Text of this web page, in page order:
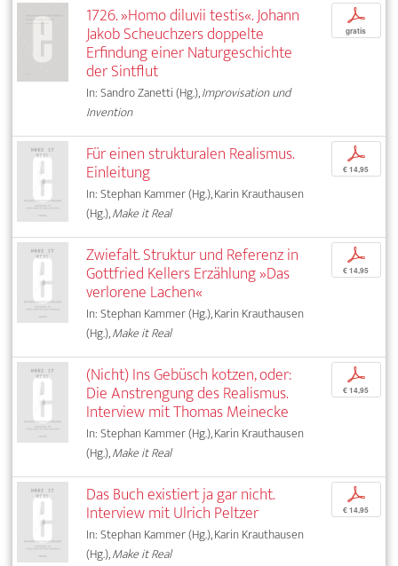
1726. »Homo diluvii testis«. Johann
Jakob Scheuchzers doppelte
Erfindung einer Naturgeschichte
der Sintflut
In: Sandro Zanetti (Hg.),Improvisation und
Invention
p
gratis
Für einen strukturalen Realismus.
Einleitung
In: Stephan Kammer (Hg.), Karin Krauthausen
(Hg.),Make it Real
p
€ 14,95
Zwiefalt. Struktur und Referenz in
Gottfried Kellers Erzählung »Das
verlorene Lachen«
In: Stephan Kammer (Hg.), Karin Krauthausen
(Hg.),Make it Real
p
€ 14,95
(Nicht) Ins Gebüsch kotzen, oder:
Die Anstrengung des Realismus.
Interview mit Thomas Meinecke
In: Stephan Kammer (Hg.), Karin Krauthausen
(Hg.),Make it Real
p
€ 14,95
Das Buch existiert ja gar nicht.
Interview mit Ulrich Peltzer
In: Stephan Kammer (Hg.), Karin Krauthausen
(Hg.),Make it Real
p
€ 14,95